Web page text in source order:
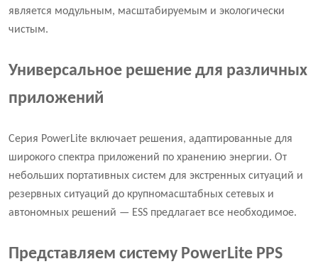
является модульным, масштабируемым и экологически
чистым.
Универсальное решение для различных
приложений
Серия PowerLite включает решения, адаптированные для
широкого спектра приложений по хранению энергии. От
небольших портативных систем для экстренных ситуаций и
резервных ситуаций до крупномасштабных сетевых и
автономных решений — ESS предлагает все необходимое.
Представляем систему PowerLite PPS